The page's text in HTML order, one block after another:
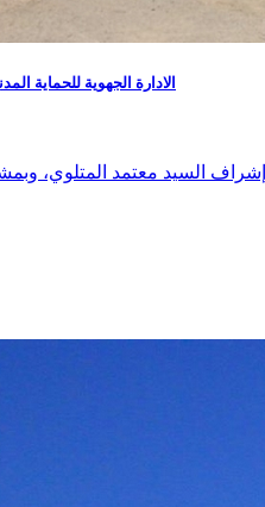
الادارة الجهوية للحماية